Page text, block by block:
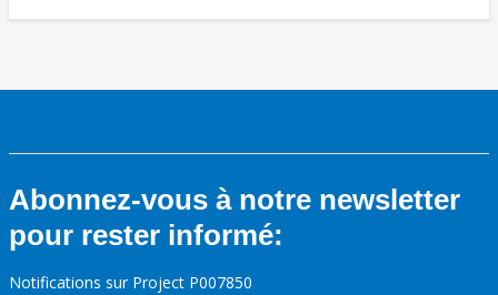
Abonnez-vous à notre newsletter
pour rester informé:
Notifications sur Project P007850